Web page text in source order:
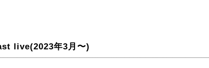
live(2023年3月〜)